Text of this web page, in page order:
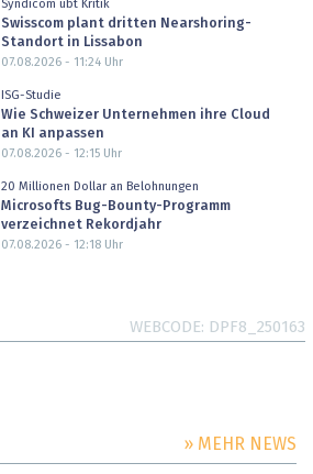
Syndicom übt Kritik
Swisscom plant dritten Nearshoring-
Standort in Lissabon
07.08.2026 - 11:24Uhr
ISG-Studie
Wie Schweizer Unternehmen ihre Cloud
an KI anpassen
07.08.2026 - 12:15Uhr
20 Millionen Dollar an Belohnungen
Microsofts Bug-Bounty-Programm
verzeichnet Rekordjahr
07.08.2026 - 12:18Uhr
WEBCODE DPF8_250163
» MEHR NEWS